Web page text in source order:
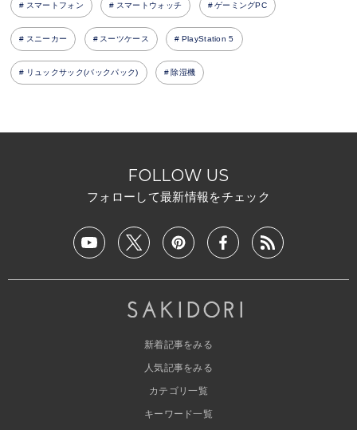
スマートフォン スマートウォッチ ゲーミングPC
スニーカー スーツケース PlayStation 5
リュックサック(バックパック) 除湿機
FOLLOW US
フォローして最新情報をチェック
新着記事をみる
人気記事をみる
カテゴリ一覧
キーワード一覧